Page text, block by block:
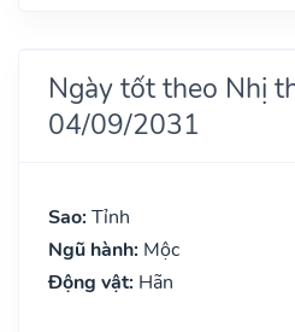
Ngày tốt theo Nhị
04/09/2031
Sao: Tỉnh
Ngũ hành: Mộc
Động vật: Hãn